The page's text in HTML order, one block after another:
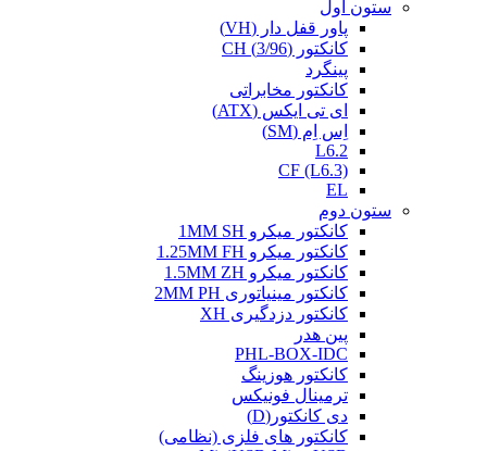
ستون اول
پاور قفل دار (VH)
کانکتور (3/96) CH
پینگرد
کانکتور مخابراتی
ای تی ایکس (ATX)
اِس اِم (SM)
L6.2
CF (L6.3)
EL
ستون دوم
کانکتور میکرو 1MM SH
کانکتور میکرو 1.25MM FH
کانکتور میکرو 1.5MM ZH
کانکتور مینیاتوری 2MM PH
کانکتور دزدگیری XH
پین هدر
PHL-BOX-IDC
کانکتور هوزینگ
ترمینال فونیکس
دی کانکتور(D)
کانکتور های فلزی (نظامی)